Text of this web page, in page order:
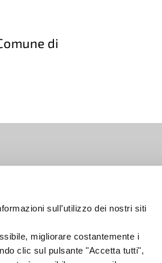
sull’utilizzo dei nostri siti
migliorare costantemente i
clic sul pulsante "Accetta tutti",
di